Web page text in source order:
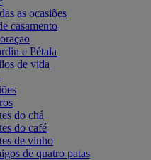
as ocasiões
casamento
e Pétala
de vida
do chá
do café
de vinho
de quatro patas